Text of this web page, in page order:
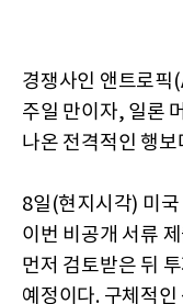
경쟁사인 앤트로
주일 만이자, 일론
나온 전격적인 행보
8일(현지시각) 미
이번 비공개 서류
먼저 검토받은 뒤
예정이다. 구체적